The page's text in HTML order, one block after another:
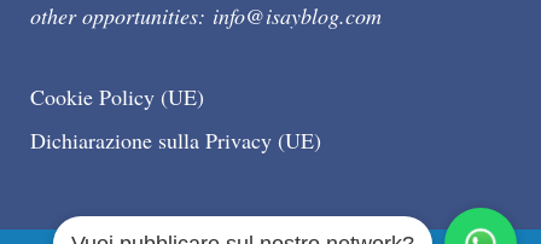
other opportunities: info@isayblog.com
Cookie Policy (UE)
Dichiarazione sulla Privacy (UE)